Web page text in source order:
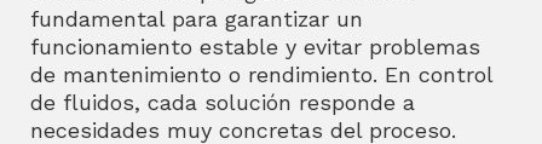
fundamental para garantizar un
funcionamiento estable y evitar problemas
de mantenimiento o rendimiento. En control
de fluidos, cada solución responde a
necesidades muy concretas del proceso.